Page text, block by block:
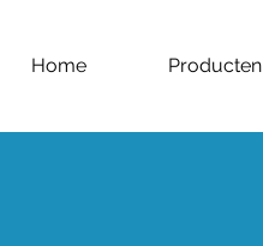
Home Producten